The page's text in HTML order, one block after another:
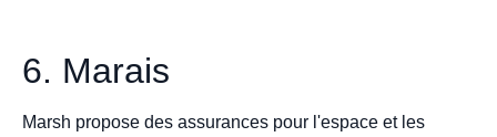
6. Marais
Marsh propose des assurances pour l'espace et les